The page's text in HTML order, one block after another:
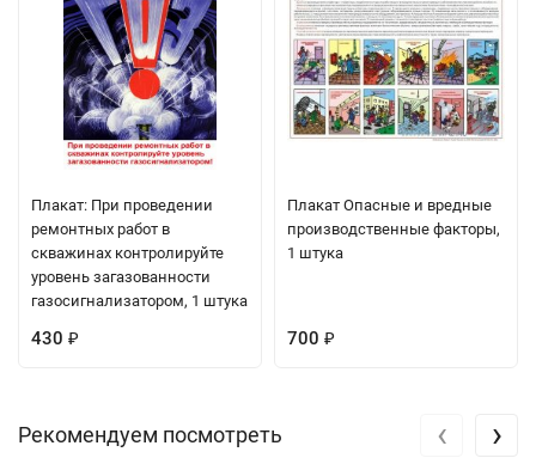
Плакат: При проведении
ремонтных работ в
скважинах контролируйте
уровень загазованности
газосигнализатором, 1 штука
430 ₽
Плакат Опасные и вредные
производственные факторы,
1 штука
700 ₽
Рекомендуем посмотреть ‹ ›